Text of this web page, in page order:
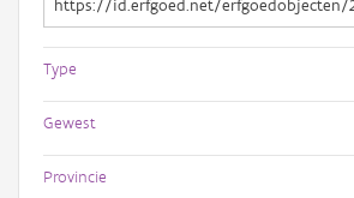
Type
Gewest
Provincie